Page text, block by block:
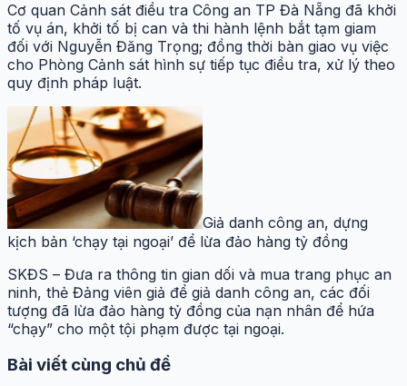
Cơ quan Cảnh sát điều tra Công an TP Đà Nẵng đã khởi
tố vụ án, khởi tố bị can và thi hành lệnh bắt tạm giam
đối với Nguyễn Đăng Trọng; đồng thời bàn giao vụ việc
cho Phòng Cảnh sát hình sự tiếp tục điều tra, xử lý theo
quy định pháp luật.
Giả danh công an, dựng
kịch bản ‘chạy tại ngoại’ để lừa đảo hàng tỷ đồng
SKĐS – Đưa ra thông tin gian dối và mua trang phục an
ninh, thẻ Đảng viên giả để giả danh công an, các đối
tượng đã lừa đảo hàng tỷ đồng của nạn nhân để hứa
“chạy” cho một tội phạm được tại ngoại.
Bài viết cùng chủ đề